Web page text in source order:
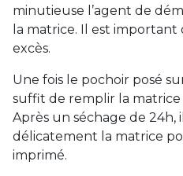
minutieuse l’agent de
la matrice. Il est
excès.
Une fois le pochoir posé
suffit de remplir la matrice
Après un séchage de
délicatement la matrice
imprimé.